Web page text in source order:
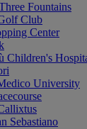
Fountains
Club
Center
Children's
University
Sebastiano